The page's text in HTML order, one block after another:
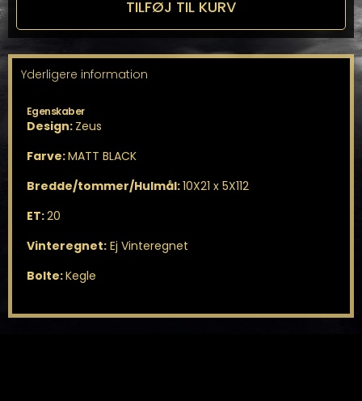
TILFØJ TIL KURV
Yderligere information
Egenskaber
Design: Zeus
Farve:MATT BLACK
Bredde/tommer/Hulmål:10X21 x 5X112
ET:20
Vinteregnet:Ej Vinteregnet
Bolte:Kegle